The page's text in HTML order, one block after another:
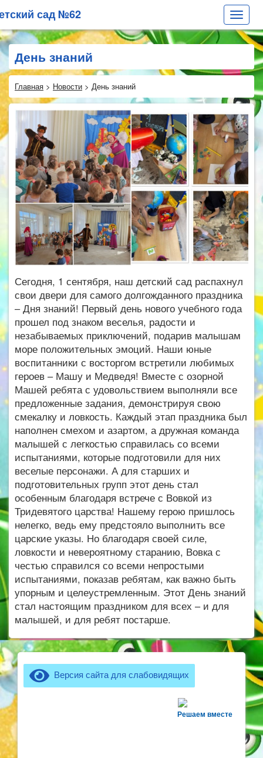
Toggle
сад №62
День знаний
Главная > Новости > День знаний
Сегодня, 1 сентября, наш детский сад распахнул
свои двери для самого долгожданного праздника
– Дня знаний! Первый день нового учебного года
прошел под знаком веселья, радости и
незабываемых приключений, подарив малышам
море положительных эмоций. Наши юные
воспитанники с восторгом встретили любимых
героев – Машу и Медведя! Вместе с озорной
Машей ребята с удовольствием выполняли все
предложенные задания, демонстрируя свою
смекалку и ловкость. Каждый этап праздника был
наполнен смехом и азартом, а дружная команда
малышей с легкостью справилась со всеми
испытаниями, которые подготовили для них
веселые персонажи. А для старших и
подготовительных групп этот день стал
особенным благодаря встрече с Вовкой из
Тридевятого царства! Нашему герою пришлось
нелегко, ведь ему предстояло выполнить все
царские указы. Но благодаря своей силе,
ловкости и невероятному старанию, Вовка с
честью справился со всеми непростыми
испытаниями, показав ребятам, как важно быть
упорным и целеустремленным. Этот День знаний
стал настоящим праздником для всех – и для
малышей, и для ребят постарше.
Версия сайта для слабовидящих
Решаем вместе